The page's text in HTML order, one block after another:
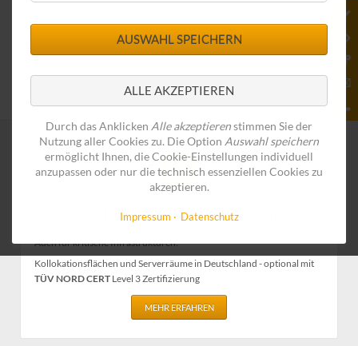
AUSWAHL SPEICHERN
ALLE AKZEPTIEREN
Durch das Anklicken Alle akzeptierenstimmen Sie der
Nutzung aller Cookies zu. Die Option Auswahl speichern
ermöglicht Ihnen, die Cookie-Einstellungen individuell
anzupassen oder nur die technisch essenziellen Cookies zu
akzeptieren.
Impressum Datenschutz
Rechenzentren und Kollokation
Auch für kritische Infrastrukturen:
Kollokationsflächen und Serverräume in Deutschland - optional mit
TÜV NORD CERT Level 3 Zertifizierung
MEHR ERFAHREN